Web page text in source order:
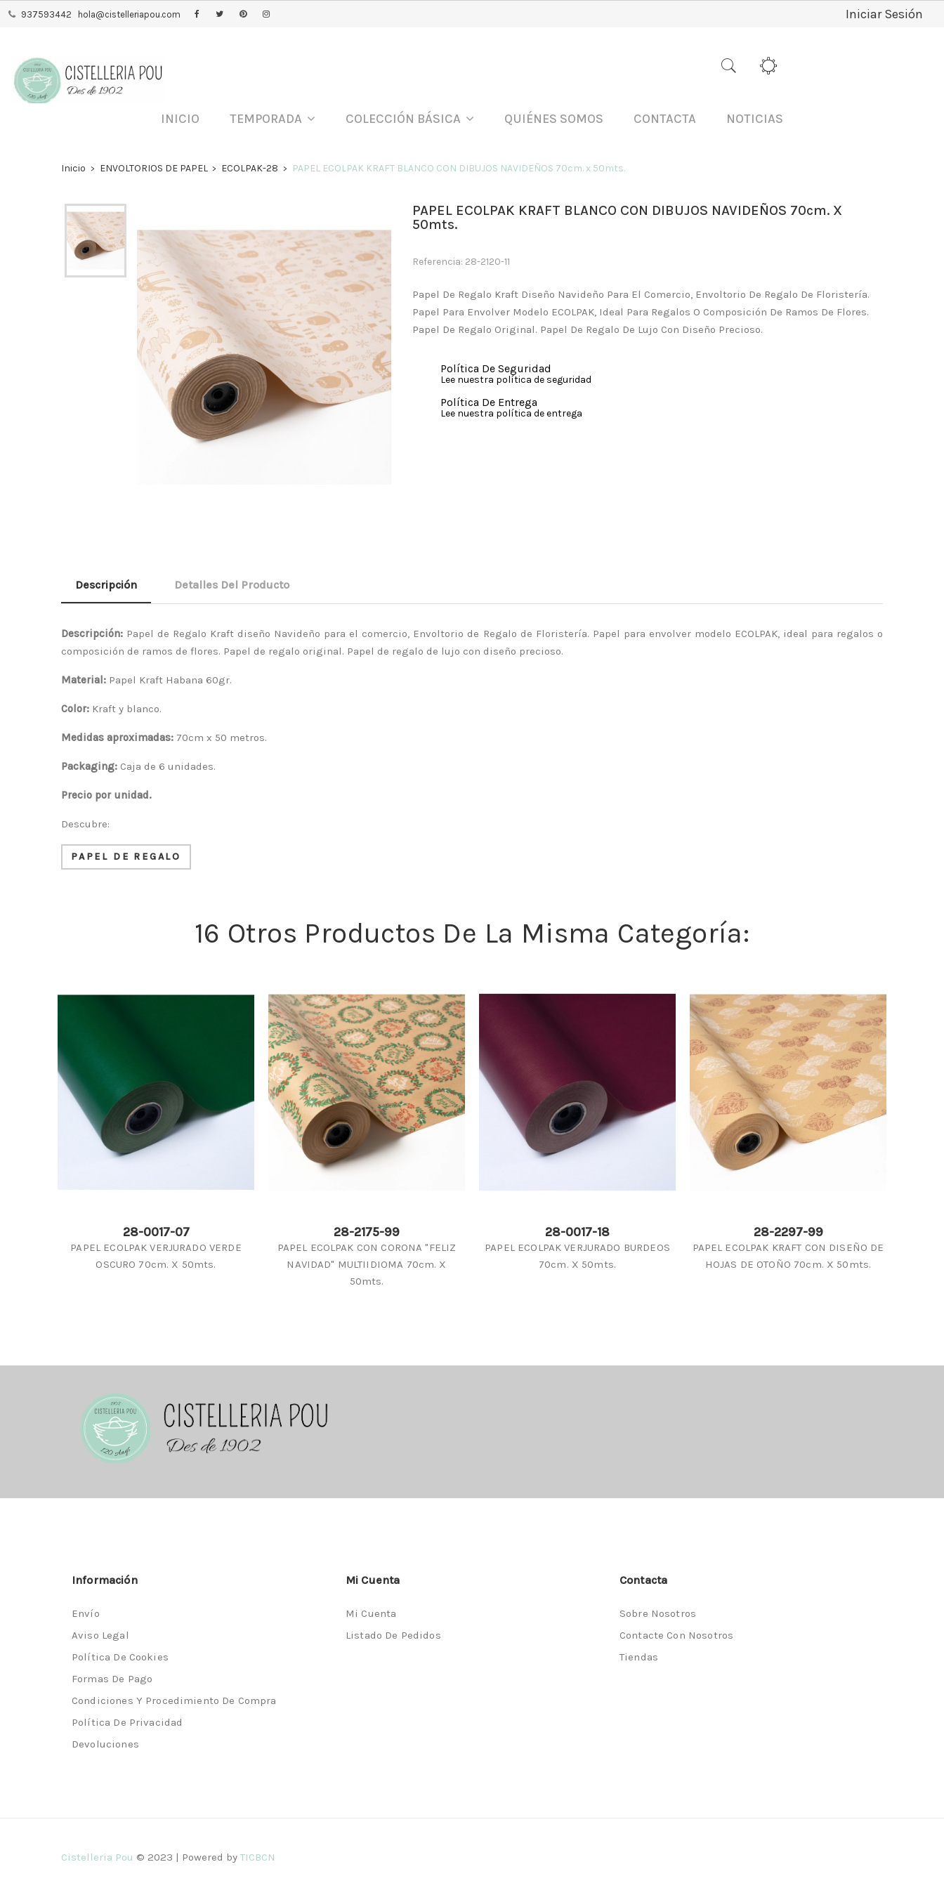
937593442 hola@cistelleriapou.com Iniciar Sesión
INICIO TEMPORADA COLECCIÓN BÁSICA QUIÉNES SOMOS CONTACTA NOTICIAS
Inicio ENVOLTORIOS DE PAPEL ECOLPAK-28 PAPEL ECOLPAK KRAFT BLANCO CON DIBUJOS NAVIDEÑOS 70cm. x 50mts.
PAPEL ECOLPAK KRAFT BLANCO CON DIBUJOS NAVIDEÑOS 70cm. X
50mts.
Referencia: 28-2120-11
Papel De Regalo Kraft Diseño Navideño Para El Comercio, Envoltorio De Regalo De Floristería.
Papel Para Envolver Modelo ECOLPAK, Ideal Para Regalos O Composición De Ramos De Flores.
Papel De Regalo Original. Papel De Regalo De Lujo Con Diseño Precioso.
Política De Seguridad
Lee nuestra política de seguridad
Política De Entrega
Lee nuestra política de entrega
Descripción Detalles Del Producto
Descripción: Papel de Regalo Kraft diseño Navideño para el comercio, Envoltorio de Regalo de Floristería. Papel para envolver modelo ECOLPAK, ideal para regalos o
composición de ramos de flores. Papel de regalo original. Papel de regalo de lujo con diseño precioso.
Material: Papel Kraft Habana 60gr.
Color: Kraft y blanco.
Medidas aproximadas: 70cm x 50 metros.
Packaging: Caja de 6 unidades.
Precio por unidad.
Descubre:
PAPEL DE REGALO
16 Otros Productos De La Misma Categoría:
28-0017-07
PAPEL ECOLPAK VERJURADO VERDE
OSCURO 70cm. X 50mts.
28-2175-99
PAPEL ECOLPAK CON CORONA "FELIZ
NAVIDAD" MULTIIDIOMA 70cm. X
50mts.
28-0017-18
PAPEL ECOLPAK VERJURADO BURDEOS
70cm. X 50mts.
28-2297-99
PAPEL ECOLPAK KRAFT CON DISEÑO DE
HOJAS DE OTOÑO 70cm. X 50mts.
Información
Envío
Aviso Legal
Política De Cookies
Formas De Pago
Condiciones Y Procedimiento De Compra
Política De Privacidad
Devoluciones
Mi Cuenta
Mi Cuenta
Listado De Pedidos
Contacta
Sobre Nosotros
Contacte Con Nosotros
Tiendas
Cistelleria Pou © 2023 | Powered by TICBCN